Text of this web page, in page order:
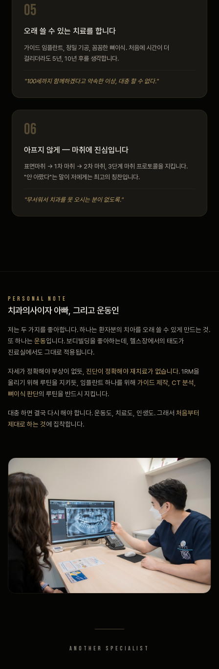
05
오래 쓸 수 있는 치료를 합니다
가이드 임플란트, 정밀 기공, 꼼꼼한 뼈이식. 처음에 시간이 더
걸리더라도 5년, 10년 후를 생각합니다.
"100세까지 함께하겠다고 약속한 이상, 대충 할 수 없다."
06
아프지 않게 — 마취에 진심입니다
표면마취 → 1차 마취 → 2차 마취, 3단계 마취 프로토콜을 지킵니다.
"안 아팠다"는 말이 저에게는 최고의 칭찬입니다.
"무서워서 치과를 못 오시는 분이 없도록."
PERSONAL NOTE
치과의사이자 아빠, 그리고 운동인
저는 두 가지를 좋아합니다. 하나는 환자분의 치아를 오래 쓸 수 있게 만드는 것.
또 하나는 운동입니다. 보디빌딩을 좋아하는데, 헬스장에서의 태도가
진료실에서도 그대로 적용됩니다.
자세가 정확해야 부상이 없듯, 진단이 정확해야 재치료가 없습니다. 1RM을
올리기 위해 루틴을 지키듯, 임플란트 하나를 위해 가이드 제작, CT 분석,
뼈이식 판단의 루틴을 반드시 지킵니다.
대충 하면 결국 다시 해야 합니다. 운동도, 치료도, 인생도. 그래서 처음부터
제대로 하는 것에 집착합니다.
ANOTHER SPECIALIST